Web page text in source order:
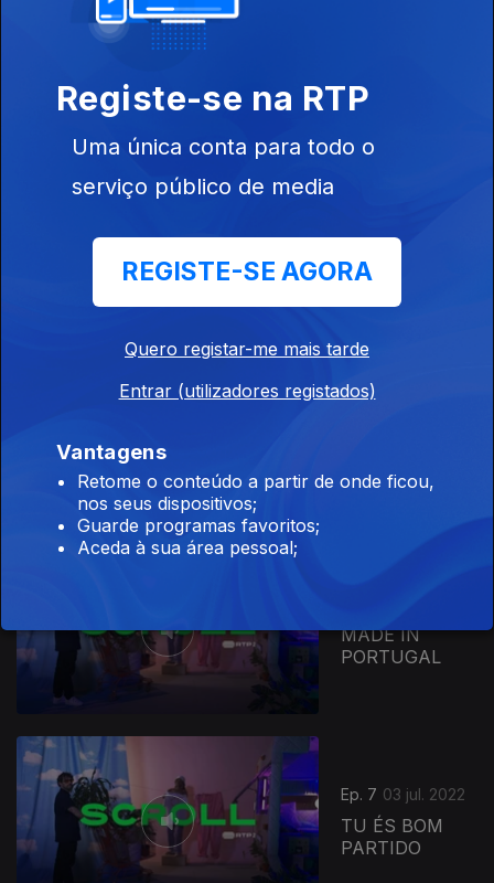
FAMÍLIA
PROIBIR
MADE IN
PORTUGAL
Ep. 7 03 jul. 2022
TU ÉS BOM
PARTIDO
Registe-se na RTP
Uma única conta para todo o
serviço público de media
REGISTE-SE AGORA
Quero registar-me mais tarde
Entrar (utilizadores registados)
Vantagens
Retome o conteúdo a partir de onde ficou,
nos seus dispositivos;
Guarde programas favoritos;
Aceda à sua área pessoal;